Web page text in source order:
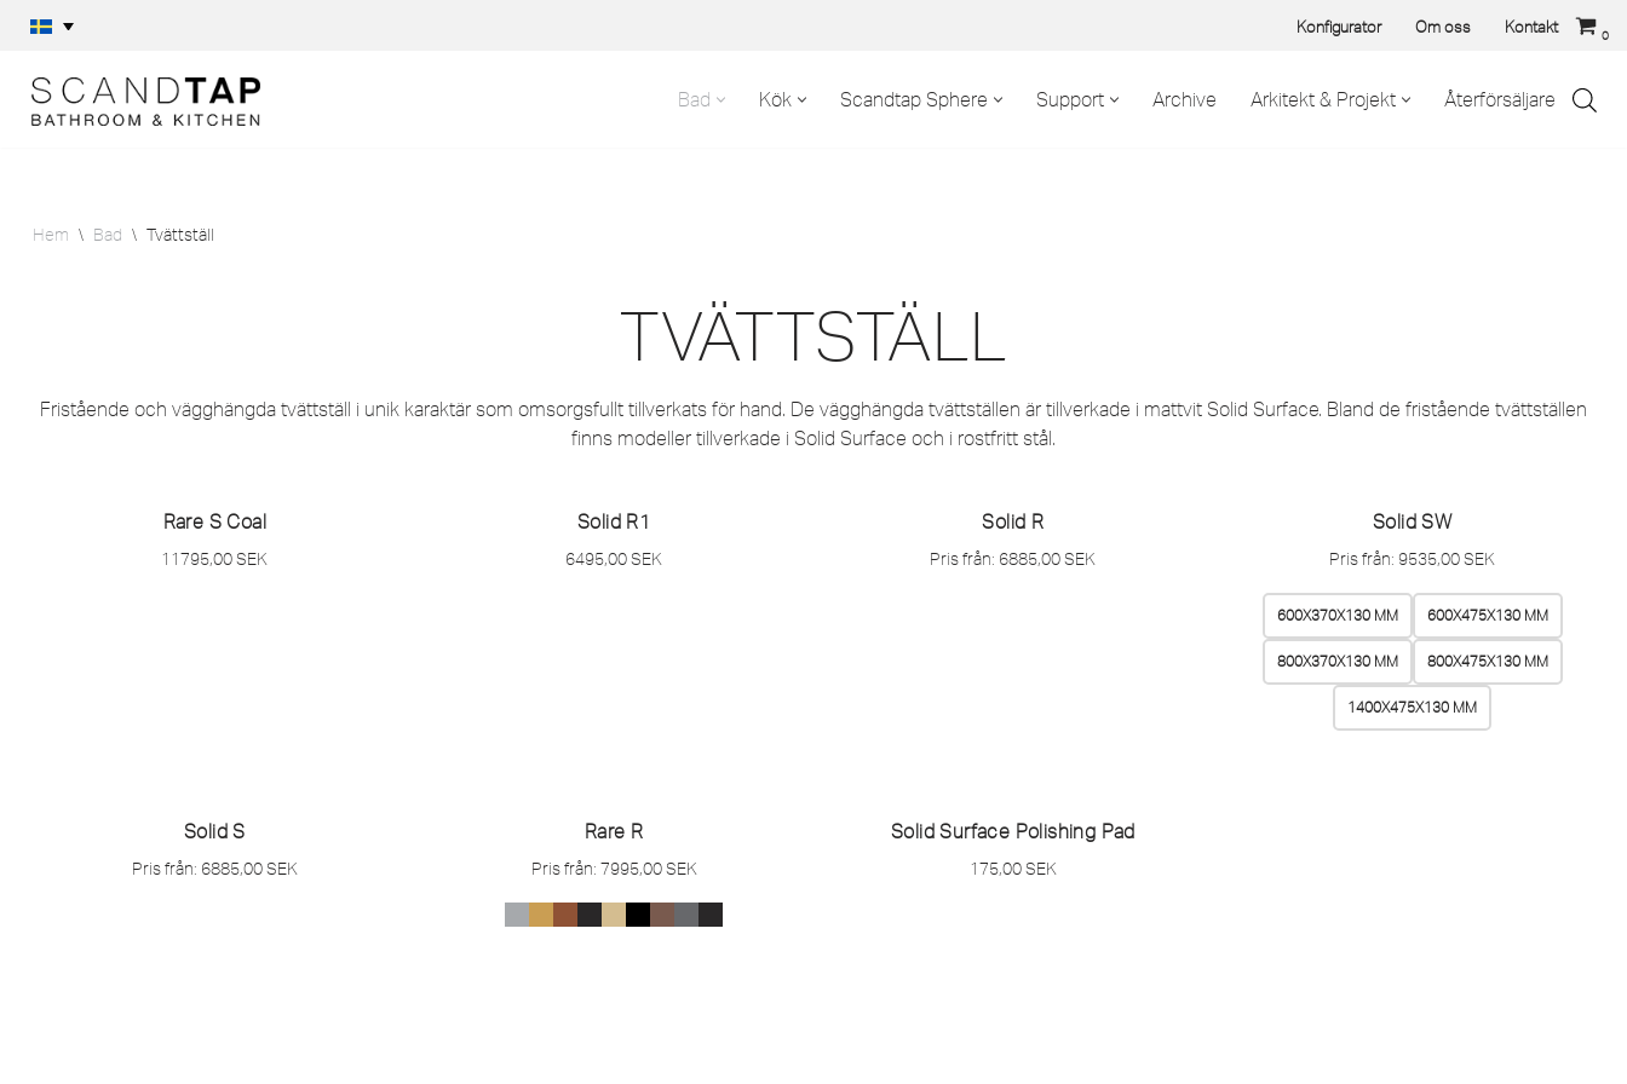
till
innehåll
Konfigurator Om oss Kontakt 0
Bad Kök Scandtap Sphere Support Archive Arkitekt & Projekt Återförsäljare
Hem \ Bad \ Tvättställ
TVÄTTSTÄLL
Fristående och vägghängda tvättställ i unik karaktär som omsorgsfullt tillverkats för hand. De vägghängda tvättställen är tillverkade i mattvit Solid Surface. Bland de fristående tvättställen
finns modeller tillverkade i Solid Surface och i rostfritt stål.
Rare S Coal
11795,00SEK
Solid R1
6495,00SEK
Solid R
Pris från: 6885,00SEK
Solid SW
Pris från: 9535,00SEK
600X370X130 MM 600X475X130 MM
800X370X130 MM 800X475X130 MM
1400X475X130 MM
Solid S
Pris från: 6885,00SEK
Rare R
Pris från: 7995,00SEK
Solid Surface Polishing Pad
175,00SEK